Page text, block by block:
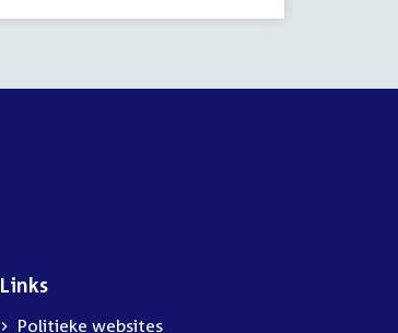
Links
Politieke websites